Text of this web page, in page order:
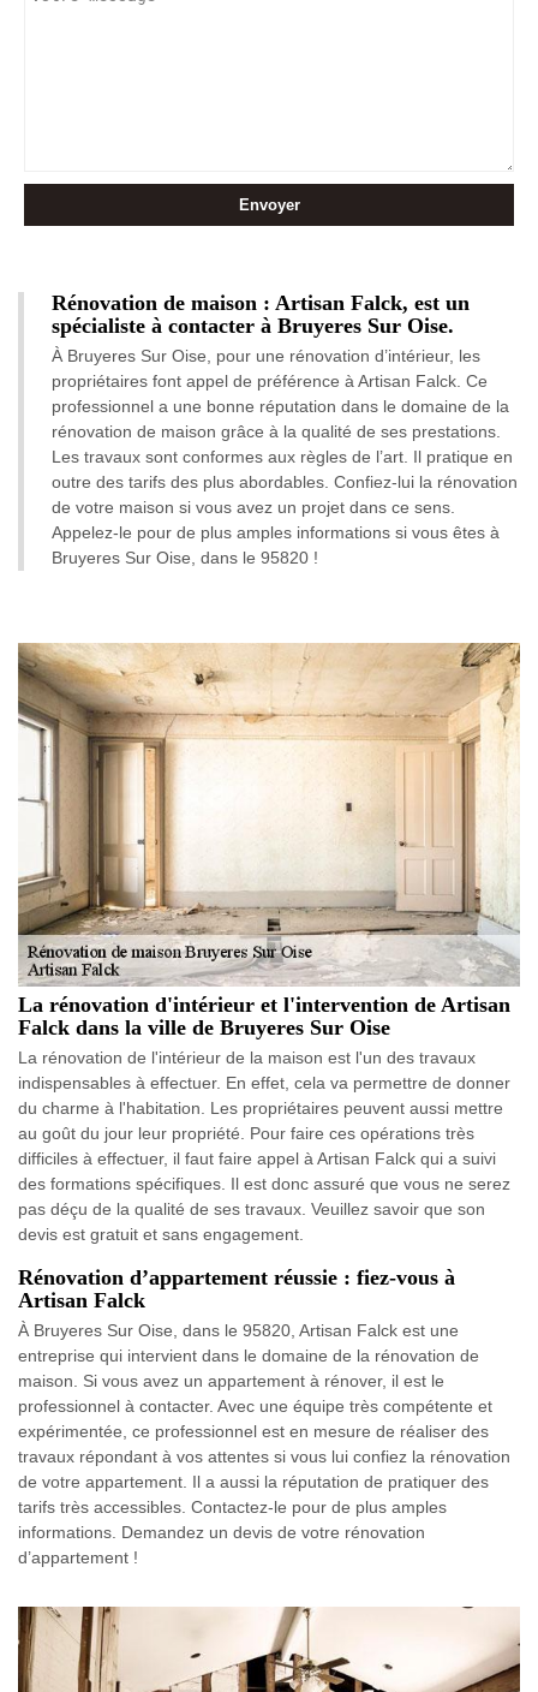
Rénovation de maison : Artisan Falck, est un
spécialiste à contacter à Bruyeres Sur Oise.
À Bruyeres Sur Oise, pour une rénovation d’intérieur, les
propriétaires font appel de préférence à Artisan Falck. Ce
professionnel a une bonne réputation dans le domaine de la
rénovation de maison grâce à la qualité de ses prestations.
Les travaux sont conformes aux règles de l’art. Il pratique en
outre des tarifs des plus abordables. Confiez-lui la rénovation
de votre maison si vous avez un projet dans ce sens.
Appelez-le pour de plus amples informations si vous êtes à
Bruyeres Sur Oise, dans le 95820 !
La rénovation d'intérieur et l'intervention de Artisan
Falck dans la ville de Bruyeres Sur Oise
La rénovation de l'intérieur de la maison est l'un des travaux
indispensables à effectuer. En effet, cela va permettre de donner
du charme à l'habitation. Les propriétaires peuvent aussi mettre
au goût du jour leur propriété. Pour faire ces opérations très
difficiles à effectuer, il faut faire appel à Artisan Falck qui a suivi
des formations spécifiques. Il est donc assuré que vous ne serez
pas déçu de la qualité de ses travaux. Veuillez savoir que son
devis est gratuit et sans engagement.
Rénovation d’appartement réussie : fiez-vous à
Artisan Falck
À Bruyeres Sur Oise, dans le 95820, Artisan Falck est une
entreprise qui intervient dans le domaine de la rénovation de
maison. Si vous avez un appartement à rénover, il est le
professionnel à contacter. Avec une équipe très compétente et
expérimentée, ce professionnel est en mesure de réaliser des
travaux répondant à vos attentes si vous lui confiez la rénovation
de votre appartement. Il a aussi la réputation de pratiquer des
tarifs très accessibles. Contactez-le pour de plus amples
informations. Demandez un devis de votre rénovation
d’appartement !